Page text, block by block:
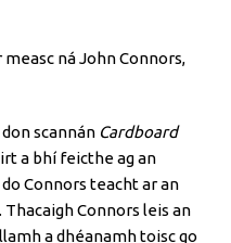
ná John Connors,
scannán Cardboard
a bhí feicthe ag an
Connors teacht ar an
Connors leis an
a dhéanamh toisc go